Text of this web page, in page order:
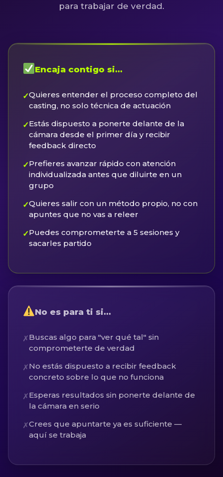
para trabajar de verdad.
Encaja contigo si…
✓Quieres entender el proceso completo del
casting, no solo técnica de actuación
✓Estás dispuesto a ponerte delante de la
cámara desde el primer día y recibir
feedback directo
✓Prefieres avanzar rápido con atención
individualizada antes que diluirte en un
grupo
✓Quieres salir con un método propio, no con
apuntes que no vas a releer
✓Puedes comprometerte a 5 sesiones y
sacarles partido
No es para ti si…
✗Buscas algo para "ver qué tal" sin
comprometerte de verdad
✗No estás dispuesto a recibir feedback
concreto sobre lo que no funciona
✗Esperas resultados sin ponerte delante de
la cámara en serio
✗Crees que apuntarte ya es suficiente —
aquí se trabaja